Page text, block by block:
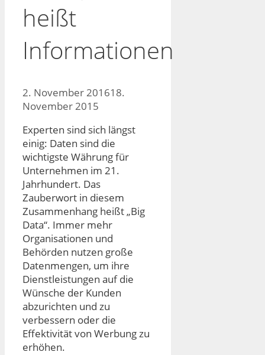
heißt
Informationen
2. November 201618.
November 2015
Experten sind sich längst
einig: Daten sind die
wichtigste Währung für
Unternehmen im 21.
Jahrhundert. Das
Zauberwort in diesem
Zusammenhang heißt „Big
Data“. Immer mehr
Organisationen und
Behörden nutzen große
Datenmengen, um ihre
Dienstleistungen auf die
Wünsche der Kunden
abzurichten und zu
verbessern oder die
Effektivität von Werbung zu
erhöhen.